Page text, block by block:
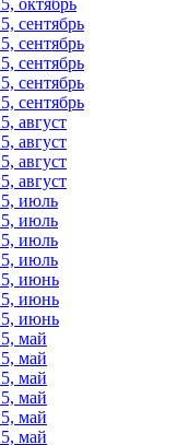
сентябрь
сентябрь
сентябрь
сентябрь
сентябрь
август
август
август
август
июль
июль
июль
июль
июнь
июнь
июнь
май
май
май
май
май
май